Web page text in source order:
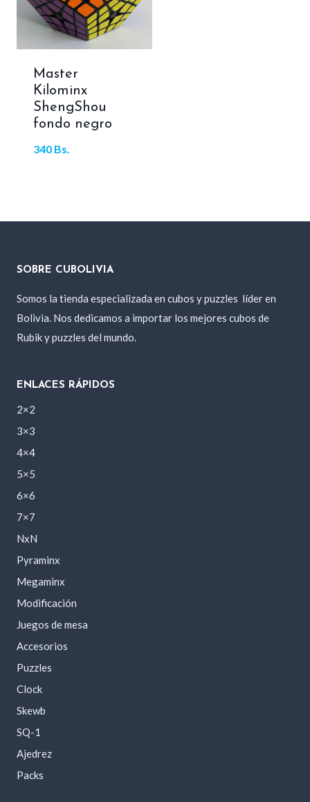
Master
Kilominx
ShengShou
fondo negro
340 Bs.
SOBRE CUBOLIVIA
Somos la tienda especializada en cubos y puzzles líder en
Bolivia. Nos dedicamos a importar los mejores cubos de
Rubik y puzzles del mundo.
ENLACES RÁPIDOS
2×2
3×3
4×4
5×5
6×6
7×7
NxN
Pyraminx
Megaminx
Modificación
Juegos de mesa
Accesorios
Puzzles
Clock
Skewb
SQ-1
Ajedrez
Packs